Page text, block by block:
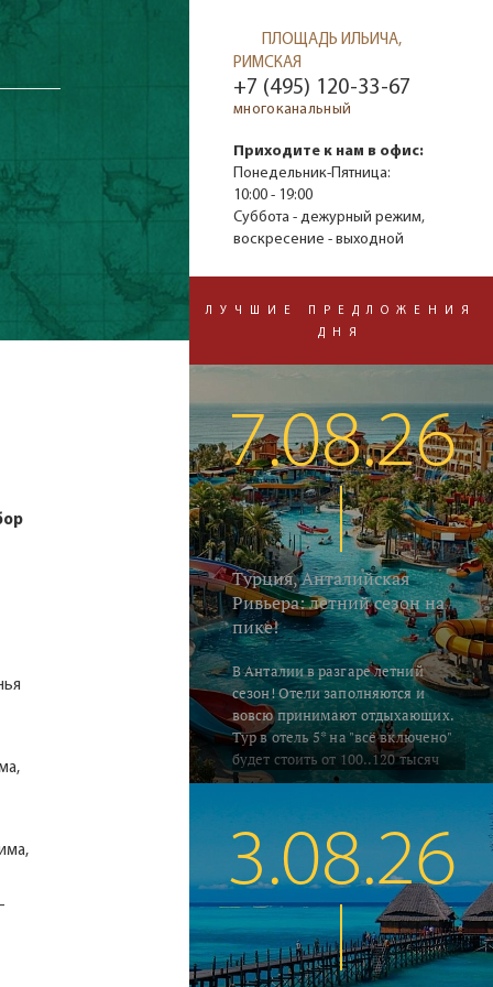
ПЛОЩАДЬ ИЛЬИЧА,
РИМСКАЯ
+7 (495) 120-33-67
многоканальный
Приходите к нам в офис:
Понедельник-Пятница:
10:00 - 19:00
Суббота - дежурный режим,
воскресение - выходной
ЛУЧШИЕ ПРЕДЛОЖЕНИЯ
ДНЯ
7.08.26
Турция, Анталийская
Ривьера: летний сезон на
пике!
В Анталии в разгаре летний
сезон! Отели заполняются и
вовсю принимают отдыхающих.
Тур в отель 5* на "всё включено"
будет стоить от 100..120 тысяч
руб. на человека за неделю,
Погода летняя - воздух в это
время прогревается до 33..35°C, а
водичка в южных регионах
Алании и Сиде 26..28°C. В Кемере
на градус прохладнее... Поехали
на отдых!
3.08.26